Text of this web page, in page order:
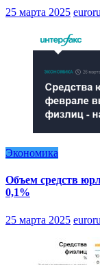
25 марта 2025
Экономика
Объем средств
0,1%
25 марта 2025